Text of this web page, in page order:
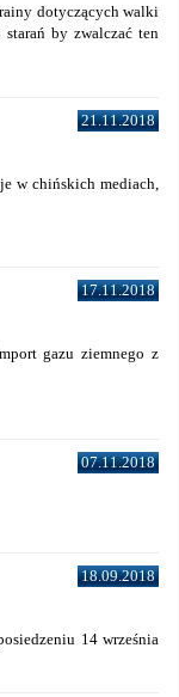
dotyczących walki
by zwalczać ten
21.11.2018
w chińskich mediach,
17.11.2018
gazu ziemnego z
07.11.2018
18.09.2018
14 września